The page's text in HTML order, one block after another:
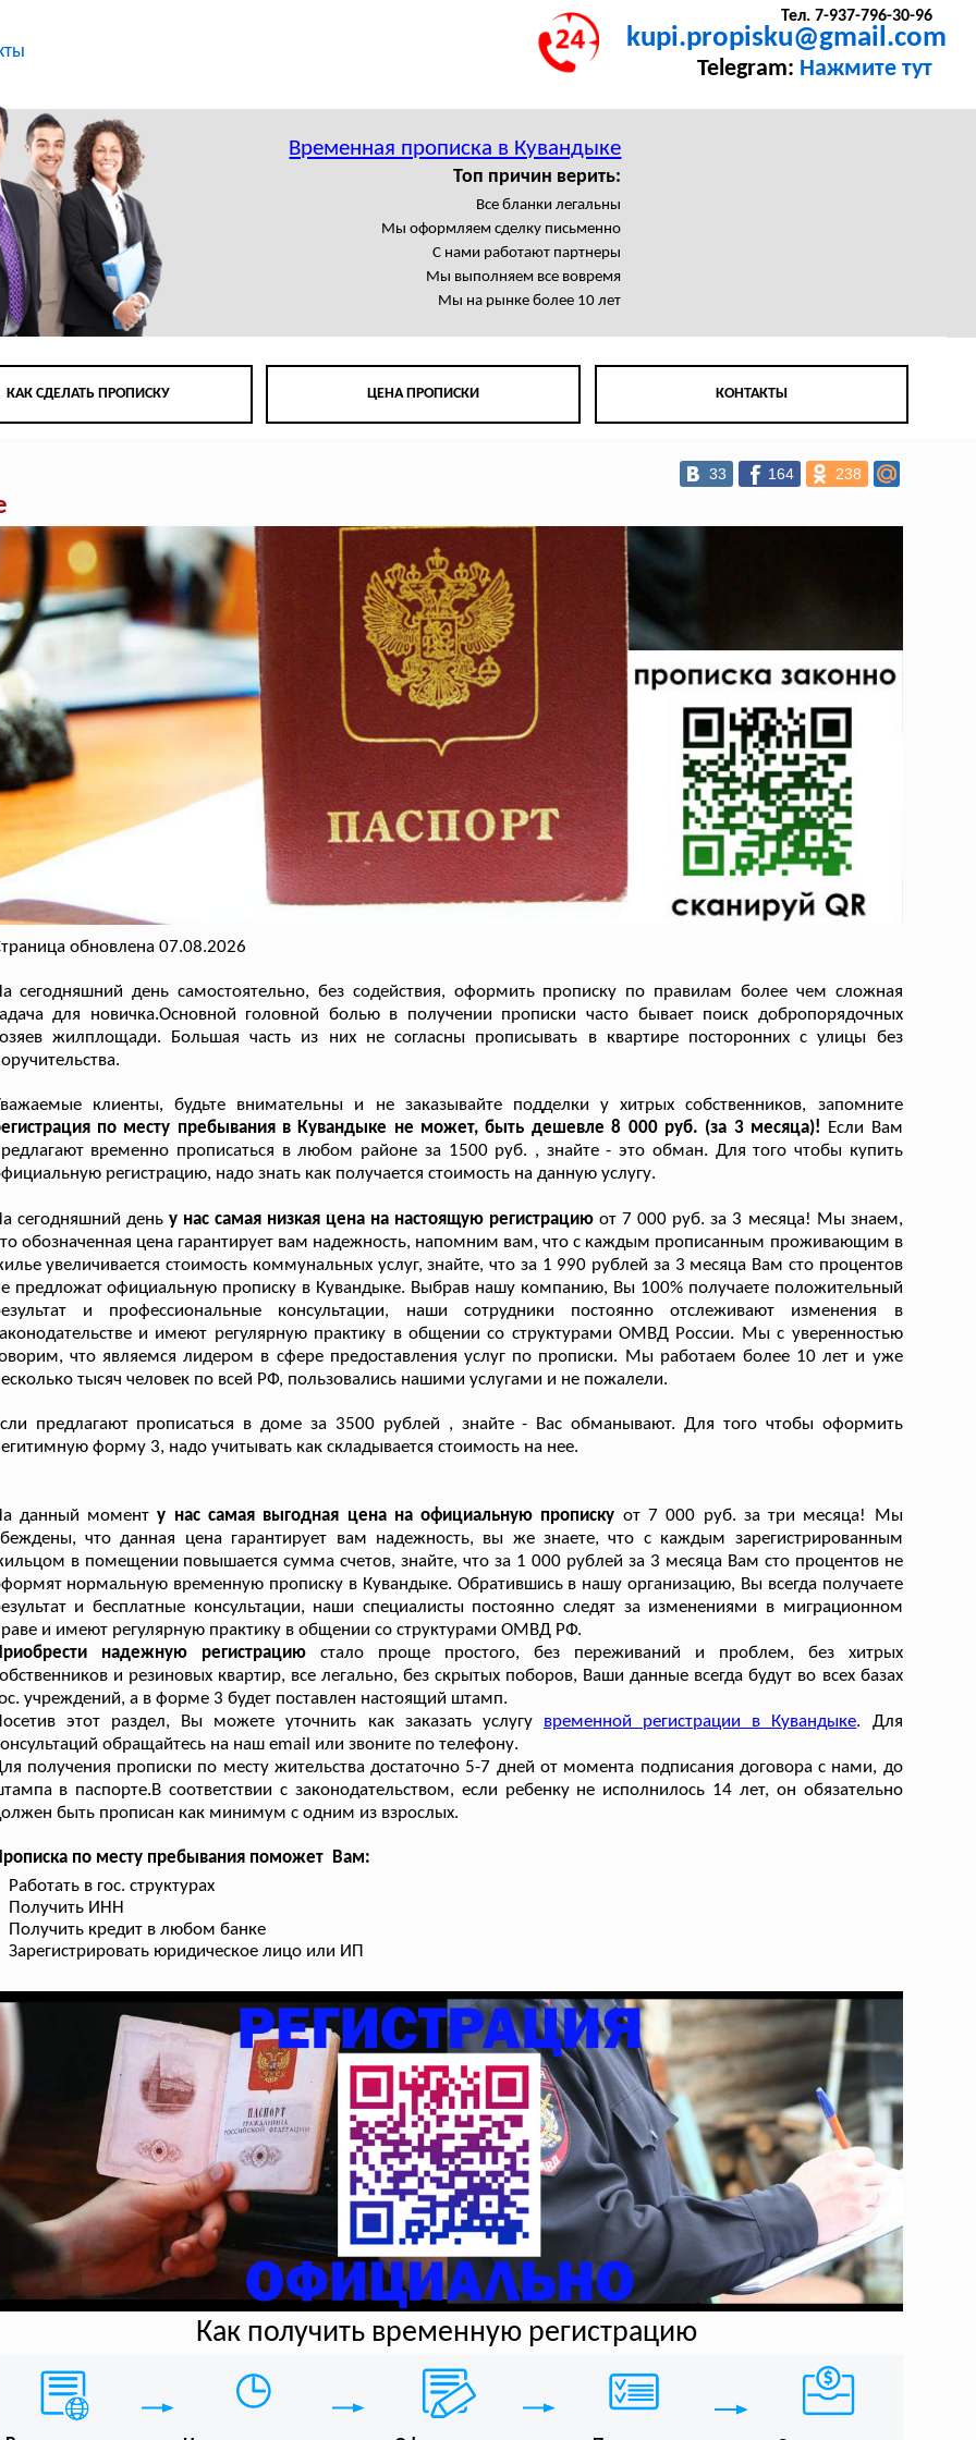
Тел. 7-937-796-30-96
kupi.propisku@gmail.com
Telegram: Нажмите тут
Временная прописка в Кувандыке
Топ причин верить:
Все бланки легальны
Мы оформляем сделку письменно
С нами работают партнеры
Мы выполняем все вовремя
Мы на рынке более 10 лет
КАК СДЕЛАТЬ ПРОПИСКУ ЦЕНА ПРОПИСКИ КОНТАКТЫ
33 164 238
обновлена 07.08.2026
сегодняшний день самостоятельно, без содействия, оформить прописку по правилам более чем сложная
для новичка.Основной головной болью в получении прописки часто бывает поиск добропорядочных
жилплощади. Большая часть из них не согласны прописывать в квартире посторонних с улицы без
клиенты, будьте внимательны и не заказывайте подделки у хитрых собственников, запомните
по месту пребывания в Кувандыке не может, быть дешевле 8 000 руб. (за 3 месяца)! Если Вам
временно прописаться в любом районе за 1500 руб. , знайте - это обман. Для того чтобы купить
регистрацию, надо знать как получается стоимость на данную услугу.
сегодняшний деньу нас самая низкая цена на настоящую регистрациюот 7 000 руб. за 3 месяца! Мы знаем,
обозначенная цена гарантирует вам надежность, напомним вам, что с каждым прописанным проживающим в
увеличивается стоимость коммунальных услуг, знайте, что за 1 990 рублей за 3 месяца Вам сто процентов
предложат официальную прописку в Кувандыке. Выбрав нашу компанию, Вы 100% получаете положительный
и профессиональные консультации, наши сотрудники постоянно отслеживают изменения в
и имеют регулярную практику в общении со структурами ОМВД России. Мы с уверенностью
что являемся лидером в сфере предоставления услуг по прописки. Мы работаем более 10 лет и уже
тысяч человек по всей РФ, пользовались нашими услугами и не пожалели.
предлагают прописаться в доме за 3500 рублей , знайте - Вас обманывают. Для того чтобы оформить
форму 3, надо учитывать как складывается стоимость на нее.
данный момент у нас самая выгодная цена на официальную прописку от 7 000 руб. за три месяца! Мы
что данная цена гарантирует вам надежность, вы же знаете, что с каждым зарегистрированным
в помещении повышается сумма счетов, знайте, что за 1 000 рублей за 3 месяца Вам сто процентов не
нормальную временную прописку в Кувандыке. Обратившись в нашу организацию, Вы всегда получаете
и бесплатные консультации, наши специалисты постоянно следят за изменениями в миграционном
и имеют регулярную практику в общении со структурами ОМВД РФ.
надежную регистрациюстало проще простого, без переживаний и проблем, без хитрых
и резиновых квартир, все легально, без скрытых поборов, Ваши данные всегда будут во всех базах
учреждений, а в форме 3 будет поставлен настоящий штамп.
этот раздел, Вы можете уточнить как заказать услугу временной регистрации в Кувандыке. Для
обращайтесь на наш email или звоните по телефону.
получения прописки по месту жительства достаточно 5-7 дней от момента подписания договора с нами, до
в паспорте.В соответствии с законодательством, если ребенку не исполнилось 14 лет, он обязательно
быть прописан как минимум с одним из взрослых.
по месту пребывания поможет Вам:
Работать в гос. структурах
Получить ИНН
Получить кредит в любом банке
Зарегистрировать юридическое лицо или ИП
Как получить временную регистрацию